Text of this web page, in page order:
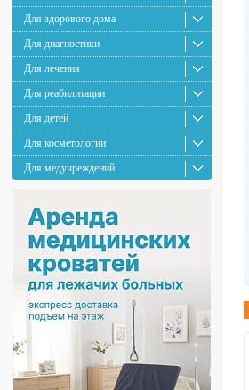
Для здорового дома
Для диагностики
Для лечения
Для реабилитации
Для детей
Для косметологии
Для медучреждений